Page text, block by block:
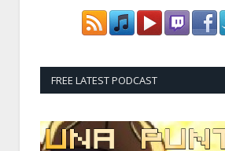
FREE LATEST PODCAST